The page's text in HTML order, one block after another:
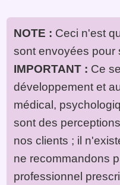
NOTE : Ceci n'est
sont envoyées
IMPORTANT : Ce
développement et
médical,
sont des
nos clients ; il
ne recommandons
professionnel